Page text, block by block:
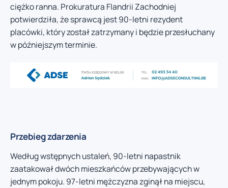
ciężko ranna. Prokuratura Flandrii Zachodniej
potwierdziła, że sprawcą jest 90-letni rezydent
placówki, który został zatrzymany i będzie przesłuchany
w późniejszym terminie.
Przebieg zdarzenia
Według wstępnych ustaleń, 90-letni napastnik
zaatakował dwóch mieszkańców przebywających w
jednym pokoju. 97-letni mężczyzna zginął na miejscu,